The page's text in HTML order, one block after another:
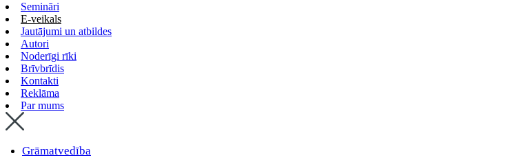
Semināri
E-veikals
Jautājumi un atbildes
Autori
Noderīgi rīki
Brīvbrīdis
Kontakti
Reklāma
Par mums
Grāmatvedība